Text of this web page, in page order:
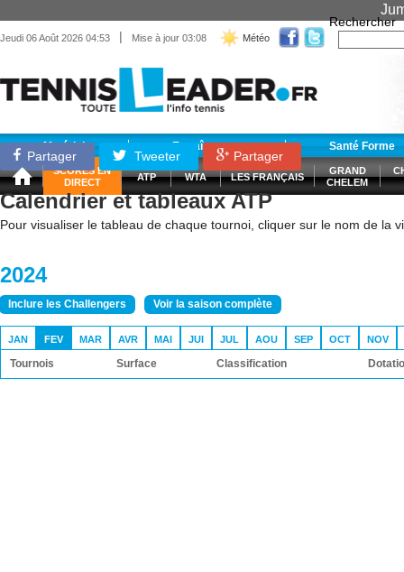
Jeudi 06 Août 2026 04:53 | Mise à jour 03:08 Météo
Rechercher
Matériel Entraînement Santé Forme
SCORES EN
DIRECT
ATP WTA LES FRANÇAIS
GRAND
CHELEM
Partager Tweeter Partager
Calendrier et tableaux ATP
Pour visualiser le tableau de chaque tournoi, cliquer sur le nom de la
2024
Inclure les Challengers Voir la saison complète
JAN FEV MAR AVR MAI JUI JUL AOU SEP OCT NOV
Tournois Surface Classification